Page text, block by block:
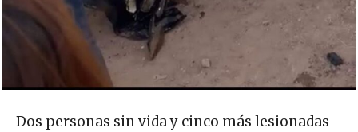
Dos personas sin vida y cinco más lesionadas